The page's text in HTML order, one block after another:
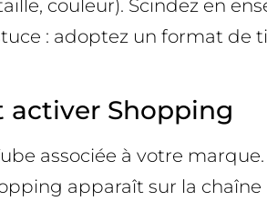
couleur). Scindez en
: adoptez un format de
activer Shopping
associée à votre
apparaît sur la